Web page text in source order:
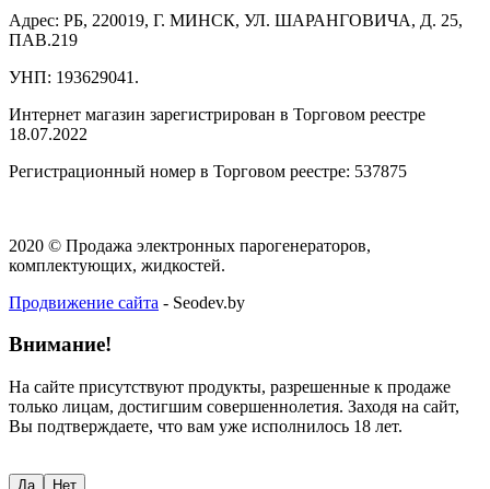
Адрес: РБ, 220019, Г. МИНСК, УЛ. ШАРАНГОВИЧА, Д. 25,
ПАВ.219
УНП: 193629041.
Интернет магазин зарегистрирован в Торговом реестре
18.07.2022
Регистрационный номер в Торговом реестре: 537875
2020 © Продажа электронных парогенераторов,
комплектующих, жидкостей.
Продвижение сайта - Seodev.by
Внимание!
На сайте присутствуют продукты, разрешенные к продаже
только лицам, достигшим совершеннолетия. Заходя на сайт,
Вы подтверждаете, что вам уже исполнилось 18 лет.